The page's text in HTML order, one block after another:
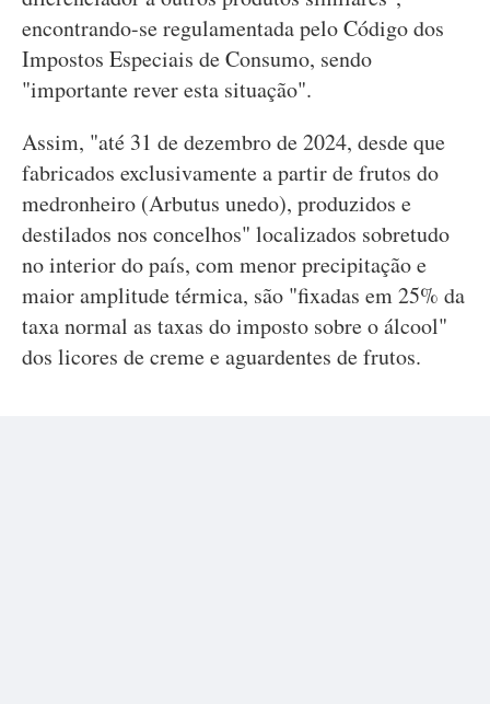
encontrando-se regulamentada pelo Código dos
Impostos Especiais de Consumo, sendo
"importante rever esta situação".
Assim, "até 31 de dezembro de 2024, desde que
fabricados exclusivamente a partir de frutos do
medronheiro (Arbutus unedo), produzidos e
destilados nos concelhos" localizados sobretudo
no interior do país, com menor precipitação e
maior amplitude térmica, são "fixadas em 25% da
taxa normal as taxas do imposto sobre o álcool"
dos licores de creme e aguardentes de frutos.